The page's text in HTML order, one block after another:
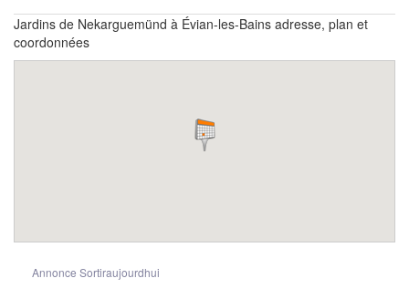
Jardins de Nekarguemünd à Évian-les-Bains adresse, plan et
coordonnées
Annonce Sortiraujourdhui